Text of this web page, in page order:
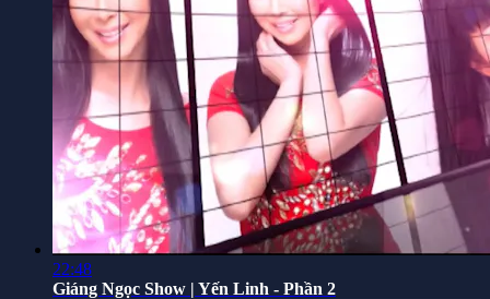
22:48
Giáng Ngọc Show | Yến Linh - Phần 2